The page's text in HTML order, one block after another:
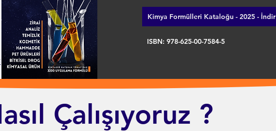
Kimya Formülleri Kataloğu - 2025 - İndir
ISBN: 978-625-00-7584-5
Çalışıyoruz ?